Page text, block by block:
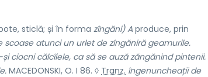
sticlă; și în forma zîngăni) A produce, prin
scoase atunci un urlet de zîngăniră geamurile.
ciocni călcîiele, ca să se auză zăngănind pintenii.
MACEDONSKI, O. I 86. ◊ Tranz. îngenuncheații de